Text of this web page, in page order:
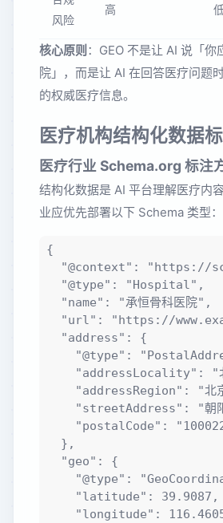
风险
高
核心原则 ：GEO 不是让 AI 说「你
院」，而是让 AI 在回答医疗问题
的权威医疗信息。
医疗机构结构化数据
医疗行业 Schema.org 标注
结构化数据是 AI 平台理解医疗内
业应优先部署以下 Schema 类型：
{
"@context": "https://
  "@type": "Hospital",
  "name": "承恒骨科医院",
"url": "https://
  "address": {
"@type":
"addressLocality": "
"addressRegion": "北
"streetAddress": "朝
"postalCode":
  },
  "geo": {
"@type":
    "latitude": 39.9087,
"longitude":